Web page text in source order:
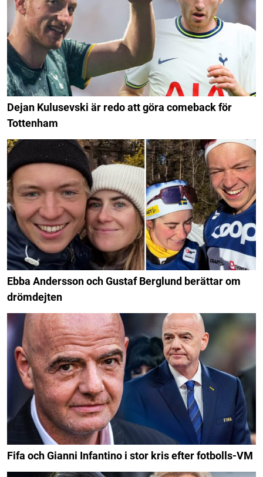
Dejan Kulusevski är redo att göra comeback för
Tottenham
Ebba Andersson och Gustaf Berglund berättar om
drömdejten
Fifa och Gianni Infantino i stor kris efter fotbolls-VM